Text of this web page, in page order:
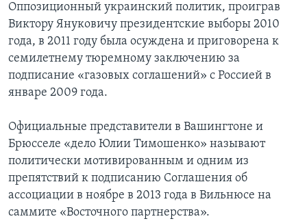
Оппозиционный украинский политик, проиграв
Виктору Януковичу президентские выборы 2010
года, в 2011 году была осуждена и приговорена к
семилетнему тюремному заключению за
подписание «газовых соглашений» с Россией в
январе 2009 года.
Официальные представители в Вашингтоне и
Брюсселе «дело Юлии Тимошенко» называют
политически мотивированным и одним из
препятствий к подписанию Соглашения об
ассоциации в ноябре в 2013 года в Вильнюсе на
саммите «Восточного партнерства».